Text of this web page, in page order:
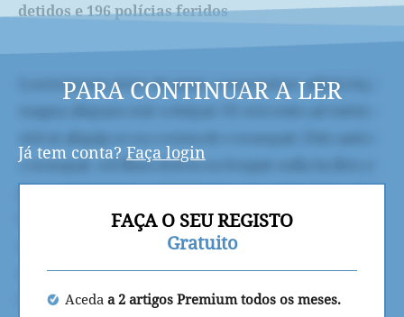
detidos e 196 polícias feridos
PARA CONTINUAR A LER
Já tem conta? Faça login
FAÇA O SEU REGISTO
Gratuito
Aceda a 2 artigos Premium todos os meses.